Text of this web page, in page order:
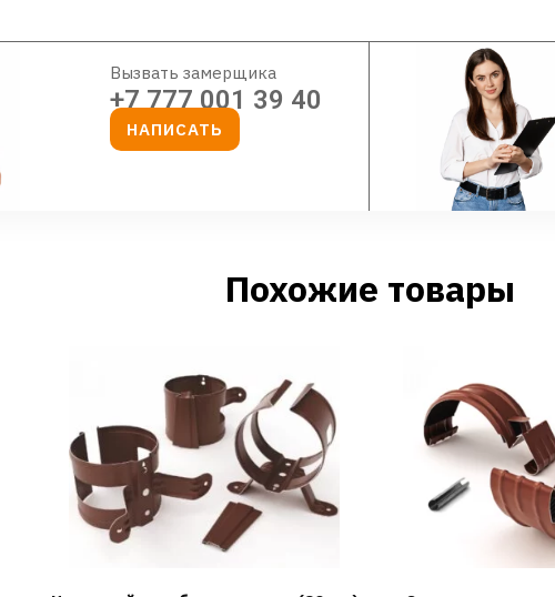
Вызвать замерщика
+7 777 001 39 40
НАПИСАТЬ
Похожие товары